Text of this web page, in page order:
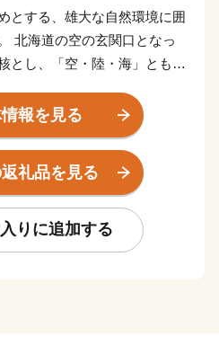
とする、雄大な自然環境に囲
北海道の空の玄関口となっ
とし、「空・陸・海」ともに
工業団地には、多くの企業
管内一の生産額を誇る農業地
そして都市環境が調和してお
います。
報番組「news おかえり」
報を見る
礼品を見る
りに追加する